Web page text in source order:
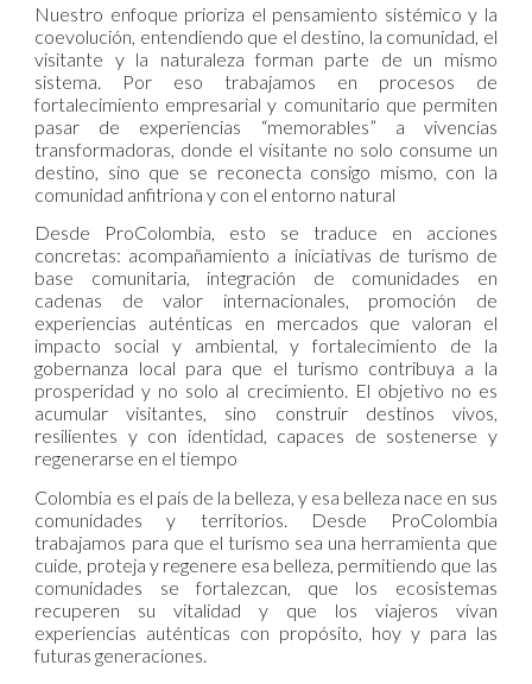
Nuestro enfoque prioriza el pensamiento sistémico y la
coevolución, entendiendo que el destino, la comunidad, el
visitante y la naturaleza forman parte de un mismo
sistema. Por eso trabajamos en procesos de
fortalecimiento empresarial y comunitario que permiten
pasar de experiencias “memorables” a vivencias
transformadoras, donde el visitante no solo consume un
destino, sino que se reconecta consigo mismo, con la
comunidad anfitriona y con el entorno natural
Desde ProColombia, esto se traduce en acciones
concretas: acompañamiento a iniciativas de turismo de
base comunitaria, integración de comunidades en
cadenas de valor internacionales, promoción de
experiencias auténticas en mercados que valoran el
impacto social y ambiental, y fortalecimiento de la
gobernanza local para que el turismo contribuya a la
prosperidad y no solo al crecimiento. El objetivo no es
acumular visitantes, sino construir destinos vivos,
resilientes y con identidad, capaces de sostenerse y
regenerarse en el tiempo
Colombia es el país de la belleza, y esa belleza nace en sus
comunidades y territorios. Desde ProColombia
trabajamos para que el turismo sea una herramienta que
cuide, proteja y regenere esa belleza, permitiendo que las
comunidades se fortalezcan, que los ecosistemas
recuperen su vitalidad y que los viajeros vivan
experiencias auténticas con propósito, hoy y para las
futuras generaciones.